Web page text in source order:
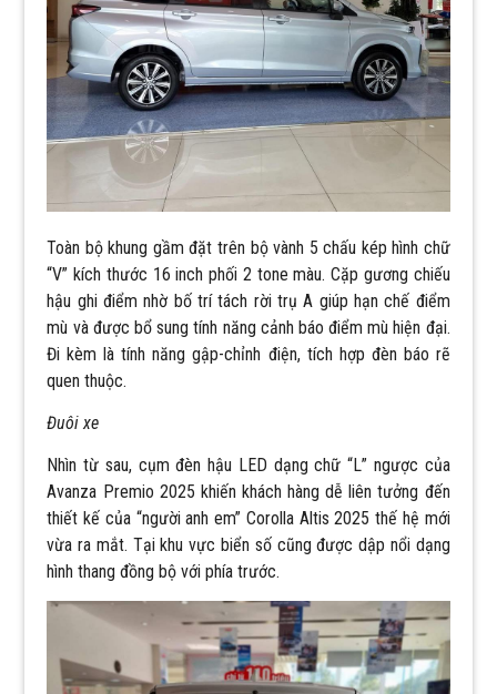
Toàn bộ khung gầm đặt trên bộ vành 5 chấu kép hình chữ
“V” kích thước 16 inch phối 2 tone màu. Cặp gương chiếu
hậu ghi điểm nhờ bố trí tách rời trụ A giúp hạn chế điểm
mù và được bổ sung tính năng cảnh báo điểm mù hiện đại.
Đi kèm là tính năng gập-chỉnh điện, tích hợp đèn báo rẽ
quen thuộc.
Đuôi xe
Nhìn từ sau, cụm đèn hậu LED dạng chữ “L” ngược của
Avanza Premio 2025 khiến khách hàng dễ liên tưởng đến
thiết kế của “người anh em” Corolla Altis 2025 thế hệ mới
vừa ra mắt. Tại khu vực biển số cũng được dập nổi dạng
hình thang đồng bộ với phía trước.